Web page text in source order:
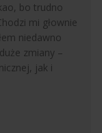
bo trudno
mi głownie
niedawno
zmiany –
jak i